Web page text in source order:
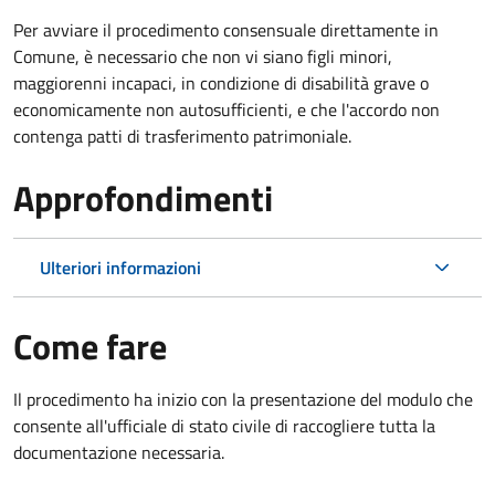
Per avviare il procedimento consensuale direttamente in
Comune, è necessario che non vi siano figli minori,
maggiorenni incapaci, in condizione di disabilità grave o
economicamente non autosufficienti, e che l'accordo non
contenga patti di trasferimento patrimoniale.
Approfondimenti
Ulteriori informazioni
Come fare
Il procedimento ha inizio con la presentazione del modulo che
consente all'ufficiale di stato civile di raccogliere tutta la
documentazione necessaria.